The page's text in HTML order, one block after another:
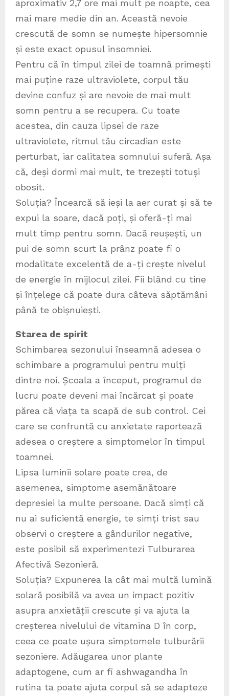
aproximativ 2,7 ore mai mult pe noapte, cea
mai mare medie din an. Această nevoie
crescută de somn se numește hipersomnie
și este exact opusul insomniei.
Pentru că în timpul zilei de toamnă primești
mai puține raze ultraviolete, corpul tău
devine confuz și are nevoie de mai mult
somn pentru a se recupera. Cu toate
acestea, din cauza lipsei de raze
ultraviolete, ritmul tău circadian este
perturbat, iar calitatea somnului suferă. Așa
că, deși dormi mai mult, te trezești totuși
obosit.
Soluția? Încearcă să ieși la aer curat și să te
expui la soare, dacă poți, și oferă-ți mai
mult timp pentru somn. Dacă reușești, un
pui de somn scurt la prânz poate fi o
modalitate excelentă de a-ți crește nivelul
de energie în mijlocul zilei. Fii blând cu tine
și înțelege că poate dura câteva săptămâni
până te obișnuiești.
Starea de spirit
Schimbarea sezonului înseamnă adesea o
schimbare a programului pentru mulți
dintre noi. Școala a început, programul de
lucru poate deveni mai încărcat și poate
părea că viața ta scapă de sub control. Cei
care se confruntă cu anxietate raportează
adesea o creștere a simptomelor în timpul
toamnei.
Lipsa luminii solare poate crea, de
asemenea, simptome asemănătoare
depresiei la multe persoane. Dacă simți că
nu ai suficientă energie, te simți trist sau
observi o creștere a gândurilor negative,
este posibil să experimentezi Tulburarea
Afectivă Sezonieră.
Soluția? Expunerea la cât mai multă lumină
solară posibilă va avea un impact pozitiv
asupra anxietății crescute și va ajuta la
creșterea nivelului de vitamina D în corp,
ceea ce poate ușura simptomele tulburării
sezoniere. Adăugarea unor plante
adaptogene, cum ar fi ashwagandha în
rutina ta poate ajuta corpul să se adapteze